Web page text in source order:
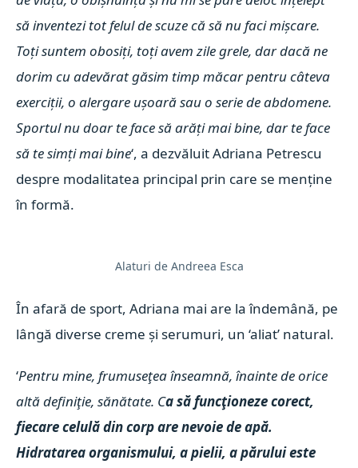
să inventezi tot felul de scuze că să nu faci mișcare.
Toți suntem obosiți, toți avem zile grele, dar dacă ne
dorim cu adevărat găsim timp măcar pentru câteva
exerciții, o alergare ușoară sau o serie de abdomene.
Sportul nu doar te face să arăți mai bine, dar te face
să te simți mai bine‘, a dezvăluit Adriana Petrescu
despre modalitatea principal prin care se menține
în formă.
Alaturi de Andreea Esca
În afară de sport, Adriana mai are la îndemână, pe
lângă diverse creme și serumuri, un ‘aliat’ natural.
‘Pentru mine, frumuseţea înseamnă, înainte de orice
altă definiţie, sănătate. Ca să funcţioneze corect,
fiecare celulă din corp are nevoie de apă.
Hidratarea organismului, a pielii, a părului este